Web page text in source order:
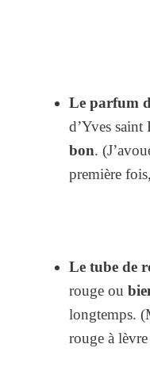
Le parfum
d’Yves saint
bon.
première
Le tube de
rouge ou
longtemps.
rouge à